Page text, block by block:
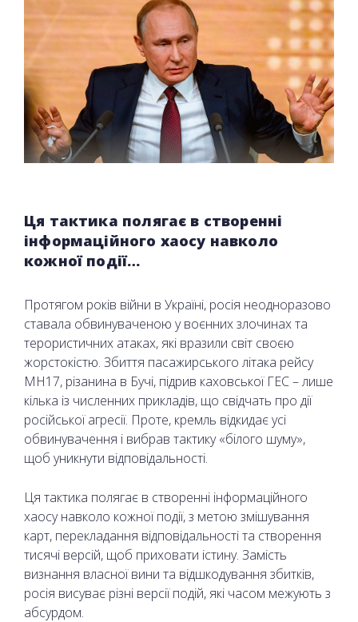
Ця тактика полягає в створенні
інформаційного хаосу навколо
кожної події…
Протягом років війни в Україні, росія неодноразово
ставала обвинуваченою у воєнних злочинах та
терористичних атаках, які вразили світ своєю
жорстокістю. Збиття пасажирського літака рейсу
MH17, різанина в Бучі, підрив каховської ГЕС – лише
кілька із численних прикладів, що свідчать про дії
російської агресії. Проте, кремль відкидає усі
обвинувачення і вибрав тактику «білого шуму»,
щоб уникнути відповідальності.
Ця тактика полягає в створенні інформаційного
хаосу навколо кожної події, з метою змішування
карт, перекладання відповідальності та створення
тисячі версій, щоб приховати істину. Замість
визнання власної вини та відшкодування збитків,
росія висуває різні версії подій, які часом межують з
абсурдом.